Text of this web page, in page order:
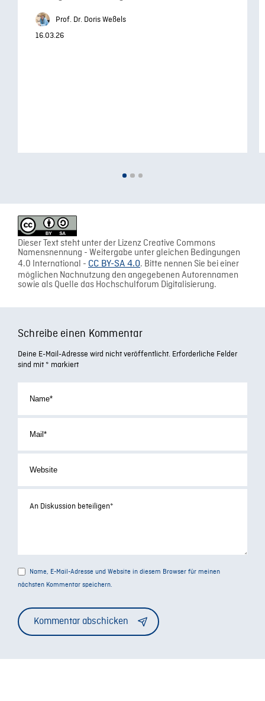
Prof. Dr. Doris Weßels
16.03.26
Dieser Text steht unter der Lizenz Creative Commons
Namensnennung - Weitergabe unter gleichen Bedingungen
4.0 International - CC BY-SA 4.0. Bitte nennen Sie bei einer
möglichen Nachnutzung den angegebenen Autorennamen
sowie als Quelle das Hochschulforum Digitalisierung.
Schreibe einen Kommentar
Deine E-Mail-Adresse wird nicht veröffentlicht. Erforderliche Felder
sind mit * markiert
Name, E-Mail-Adresse und Website in diesem Browser für meinen
nächsten Kommentar speichern.